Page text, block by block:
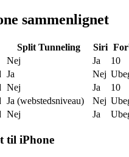
sammenlignet
Split Tunneling Siri
Nej Ja
10
Ja Nej
Nej Ja
10
Ja (webstedsniveau) Nej
Nej Ja
til iPhone